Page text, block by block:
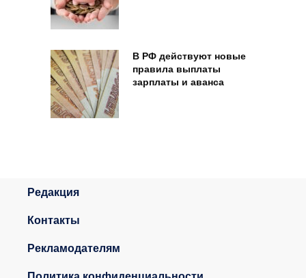
В РФ действуют новые
правила выплаты
зарплаты и аванса
Редакция
Контакты
Рекламодателям